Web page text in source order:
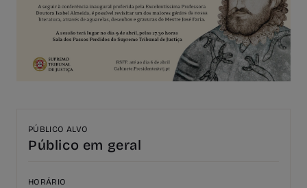
PÚBLICO ALVO
Público em geral
HORÁRIO